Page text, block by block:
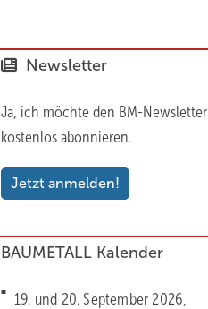
Newsletter
Ja, ich möchte den BM-Newsletter
kostenlos abonnieren.
Jetzt anmelden!
BAUMETALL Kalender
19. und 20. September 2026,